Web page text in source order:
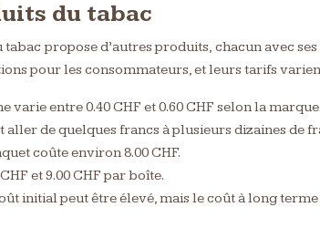
du tabac
propose d’autres produits, chacun avec
pour les consommateurs, et leurs tarifs
varie entre 0.40 CHF et 0.60 CHF selon la marque.
de quelques francs à plusieurs dizaines de
coûte environ 8.00 CHF.
et 9.00 CHF par boîte.
initial peut être élevé, mais le coût à long